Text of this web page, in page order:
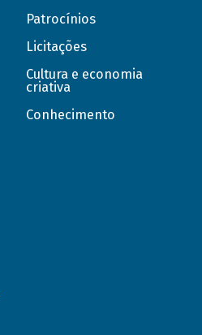
Patrocínios
Licitações
Cultura e economia
criativa
Conhecimento